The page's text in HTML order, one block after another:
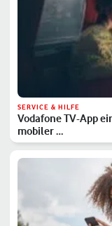
SERVICE & HILFE
Vodafone TV-App
mobiler …